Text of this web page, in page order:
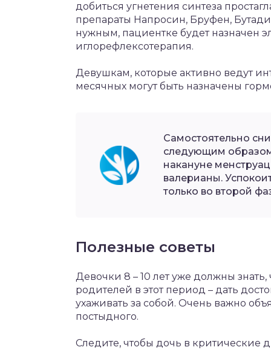
добиться угнетения синтеза
препараты Напросин, Бруфен,
нужным, пациентке будет назначен
иглорефлексотерапия.
Девушкам, которые активно ведут
месячных могут быть назначены
Самостоятельно
следующим
накануне
валерианы.
только во второй
Полезные советы
Девочки 8 – 10 лет уже должны
родителей в этот период – дать
ухаживать за собой. Очень важно
постыдного.
Следите, чтобы дочь в критические